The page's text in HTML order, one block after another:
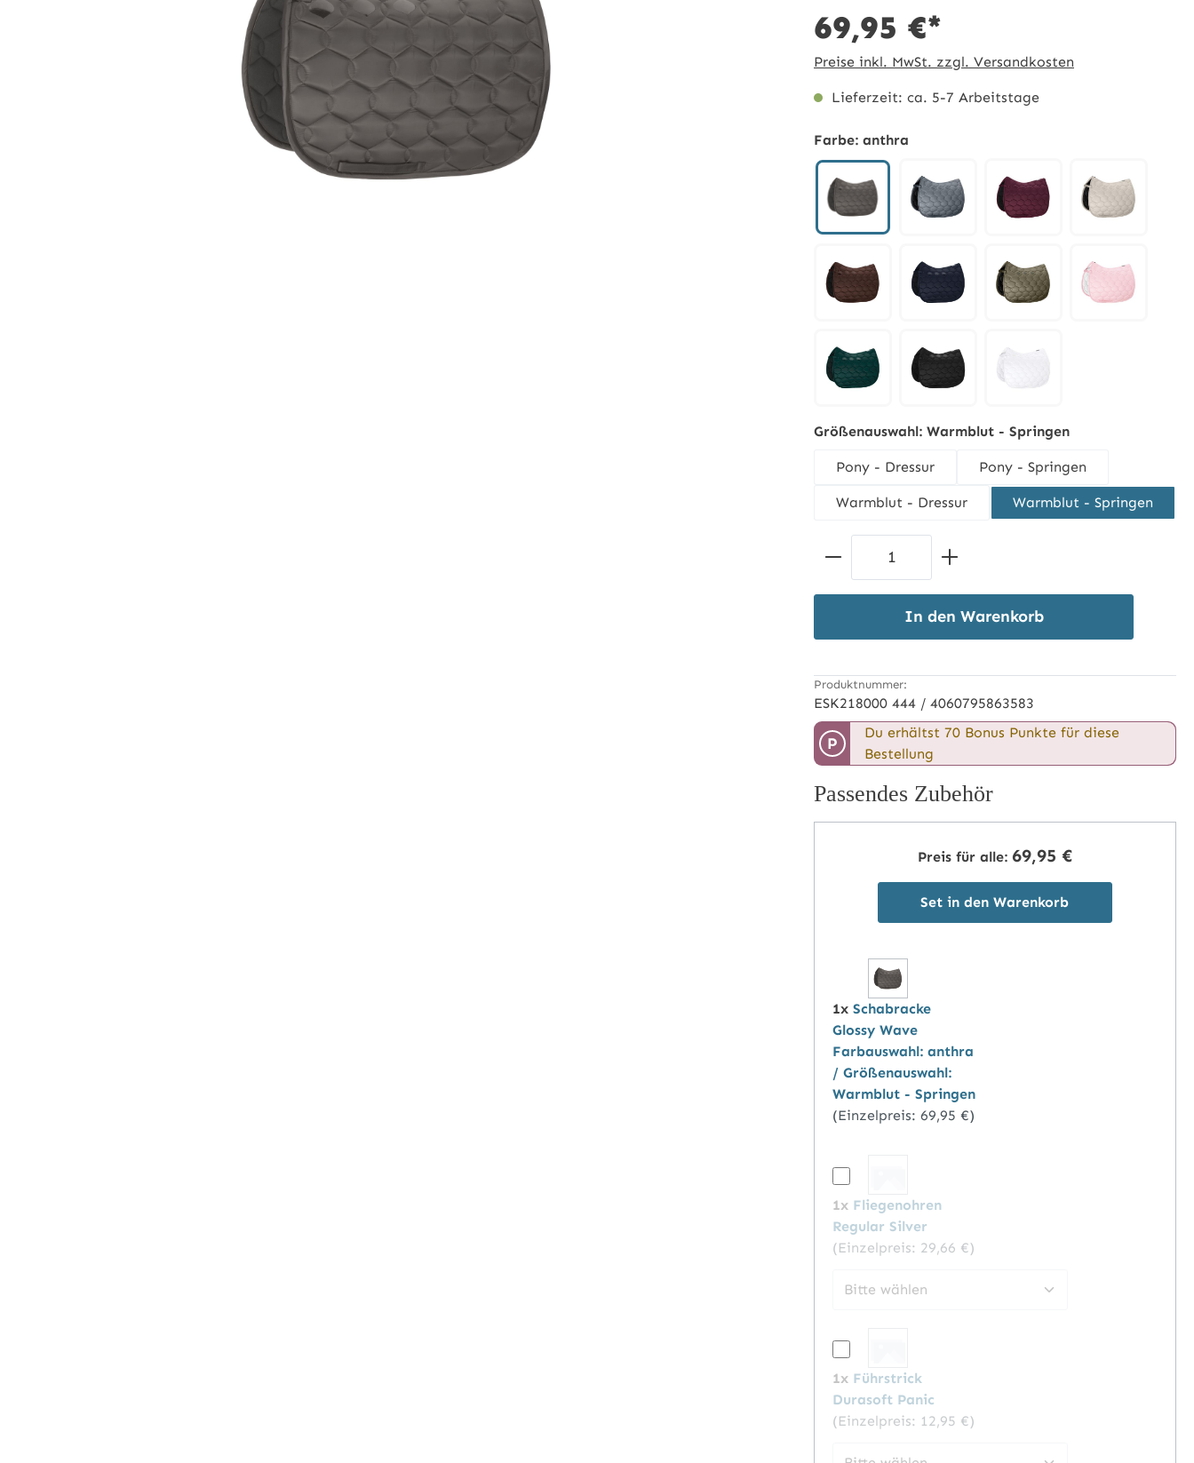
69,95 €*
Preise inkl. MwSt. zzgl. Versandkosten
Lieferzeit: ca. 5-7 Arbeitstage
Farbe: anthra
Größenauswahl: Warmblut - Springen
Pony - Dressur Pony - Springen
Warmblut - Dressur Warmblut - Springen
Produkt Anzahl: Gib den
In den Warenkorb
Produktnummer:
ESK218000 444 / 4060795863583
P
Du erhältst 70 Bonus Punkte für diese
Bestellung
Passendes Zubehör
Preis für alle: 69,95 €
Set in den Warenkorb
1x Schabracke
Glossy Wave
Farbauswahl: anthra
/ Größenauswahl:
Warmblut - Springen
(Einzelpreis: 69,95 €)
1x Fliegenohren
Regular Silver
(Einzelpreis: 29,66 €)
1x Führstrick
Durasoft Panic
(Einzelpreis: 12,95 €)